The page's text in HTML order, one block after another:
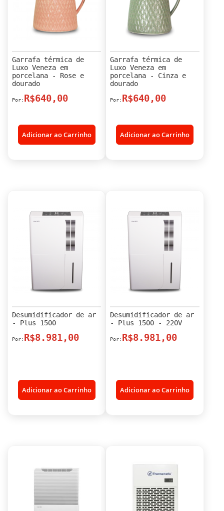
Garrafa térmica de
Luxo Veneza em
porcelana - Rose e
dourado
R$640,00
Adicionar ao Carrinho
Garrafa térmica de
Luxo Veneza em
porcelana - Cinza e
dourado
R$640,00
Adicionar ao Carrinho
Desumidificador de ar
- Plus 1500
R$8.981,00
Adicionar ao Carrinho
Desumidificador de ar
- Plus 1500 - 220V
R$8.981,00
Adicionar ao Carrinho